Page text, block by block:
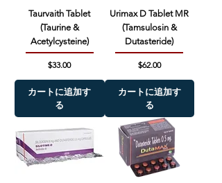
Taurvaith Tablet
(Taurine &
Acetylcysteine)
価格
$33.00
カートに追加す
る
Urimax D Tablet MR
(Tamsulosin &
Dutasteride)
価格
$62.00
カートに追加す
る